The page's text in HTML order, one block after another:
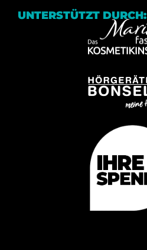
UNTERSTÜTZT DURCH: